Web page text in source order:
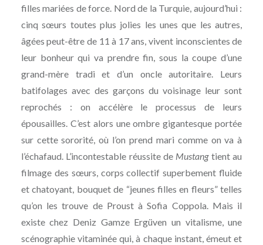
filles mariées de force. Nord de la Turquie, aujourd’hui :
cinq sœurs toutes plus jolies les unes que les autres,
âgées peut-être de 11 à 17 ans, vivent inconscientes de
leur bonheur qui va prendre fin, sous la coupe d’une
grand-mère tradi et d’un oncle autoritaire. Leurs
batifolages avec des garçons du voisinage leur sont
reprochés : on accélère le processus de leurs
épousailles. C’est alors une ombre gigantesque portée
sur cette sororité, où l’on prend mari comme on va à
l’échafaud. L’incontestable réussite de Mustangtient au
filmage des sœurs, corps collectif superbement fluide
et chatoyant, bouquet de “jeunes filles en fleurs” telles
qu’on les trouve de Proust à Sofia Coppola. Mais il
existe chez Deniz Gamze Ergüven un vitalisme, une
scénographie vitaminée qui, à chaque instant, émeut et